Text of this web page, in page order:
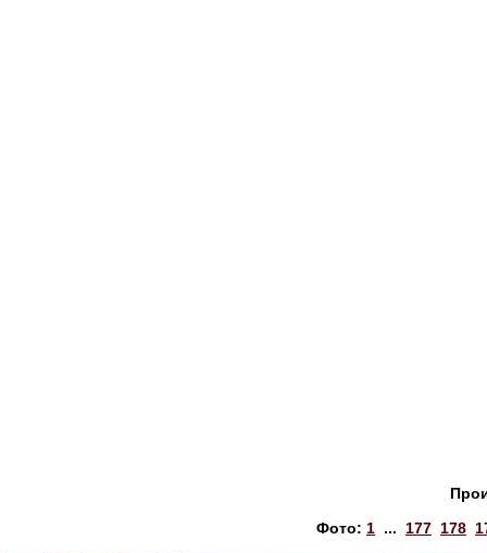
Фото: 1 ... 177 178